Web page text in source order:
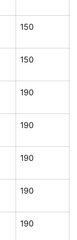
150
150
190
190
190
190
190